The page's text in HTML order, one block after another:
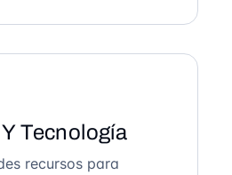
Tecnología
recursos para